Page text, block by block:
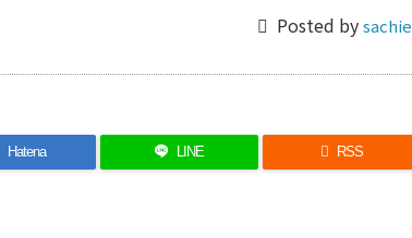
 Posted bysachie
Hatena LINE  RSS